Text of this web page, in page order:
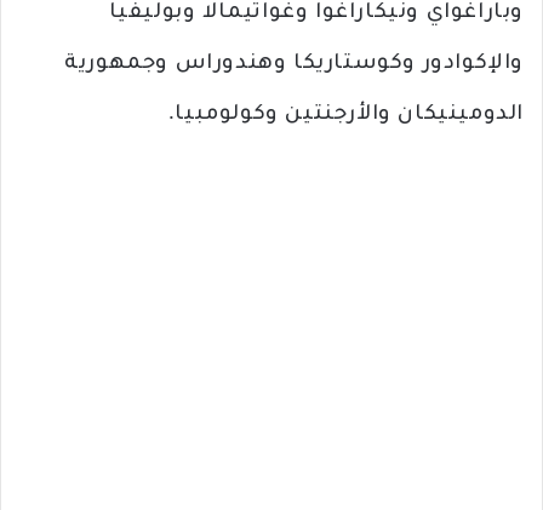
وباراغواي ونيكاراغوا وغواتيمالا وبوليفيا
والإكوادور وكوستاريكا وهندوراس وجمهورية
الدومينيكان والأرجنتين وكولومبيا.